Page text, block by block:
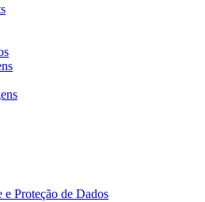
Proteção de Dados